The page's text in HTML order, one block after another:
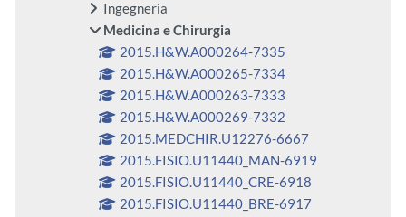
Ingegneria
Medicina e Chirurgia
2015.H&W.A000264-7335
2015.H&W.A000265-7334
2015.H&W.A000263-7333
2015.H&W.A000269-7332
2015.MEDCHIR.U12276-6667
2015.FISIO.U11440_MAN-6919
2015.FISIO.U11440_CRE-6918
2015.FISIO.U11440_BRE-6917